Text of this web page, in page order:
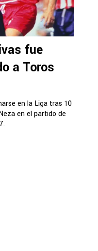
fue
a Toros
en la Liga tras 10
en el partido de